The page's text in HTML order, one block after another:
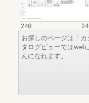
248
お探しのページは「
タログビューでは
んになれます。